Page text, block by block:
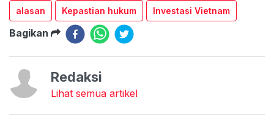
alasan Kepastian hukum Investasi Vietnam
Bagikan
Redaksi
Lihat semua artikel